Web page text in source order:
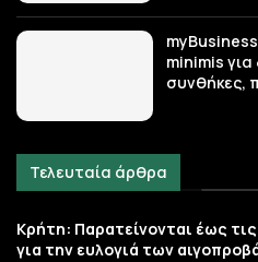
minimis για
συνθήκες,
Τελευταία άρθρα
Κρήτη: Παρατείνονται έως
για την ευλογιά των